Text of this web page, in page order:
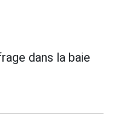
dans la baie